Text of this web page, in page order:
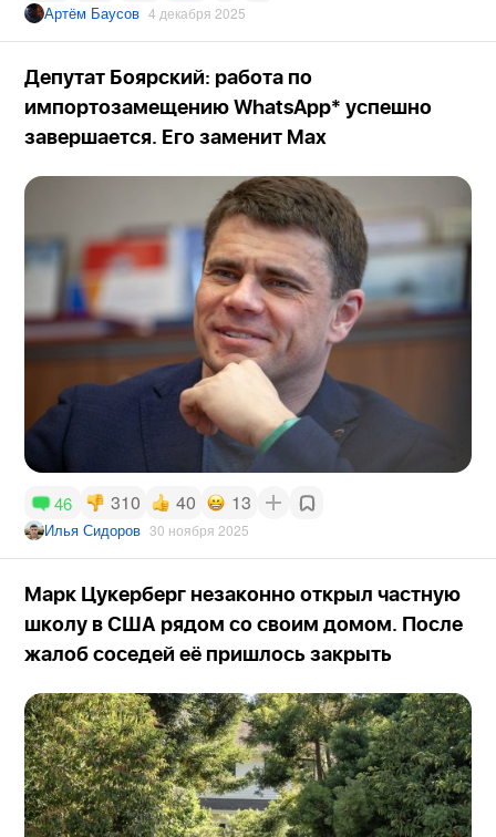
Артём Баусов 4 декабря 2025
Депутат Боярский: работа по
импортозамещению WhatsApp* успешно
завершается. Его заменит Max
46 310 40 13
Илья Сидоров 30 ноября 2025
Марк Цукерберг незаконно открыл частную
школу в США рядом со своим домом. После
жалоб соседей её пришлось закрыть